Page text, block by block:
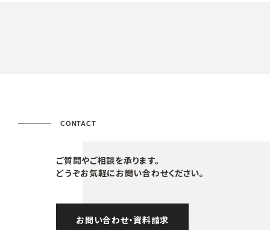
CONTACT
ご質問やご相談を承ります。
どうぞお気軽にお問い合わせください。
お問い合わせ・資料請求